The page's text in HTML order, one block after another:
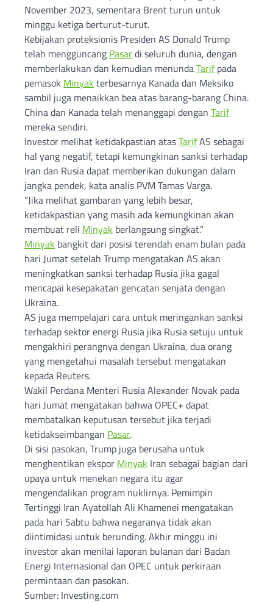
November 2023, sementara Brent turun untuk
minggu ketiga berturut-turut.
Kebijakan proteksionis Presiden AS Donald Trump
telah mengguncang Pasardi seluruh dunia, dengan
memberlakukan dan kemudian menundaTarifpada
pemasok Minyak terbesarnya Kanada dan Meksiko
sambil juga menaikkan bea atas barang-barang China.
China dan Kanada telah menanggapi dengan Tarif
mereka sendiri.
Investor melihat ketidakpastian atasTarifAS sebagai
hal yang negatif, tetapi kemungkinan sanksi terhadap
Iran dan Rusia dapat memberikan dukungan dalam
jangka pendek, kata analis PVM Tamas Varga.
“Jika melihat gambaran yang lebih besar,
ketidakpastian yang masih ada kemungkinan akan
membuat reli Minyak berlangsung singkat.”
Minyak bangkit dari posisi terendah enam bulan pada
hari Jumat setelah Trump mengatakan AS akan
meningkatkan sanksi terhadap Rusia jika gagal
mencapai kesepakatan gencatan senjata dengan
Ukraina.
AS juga mempelajari cara untuk meringankan sanksi
terhadap sektor energi Rusia jika Rusia setuju untuk
mengakhiri perangnya dengan Ukraina, dua orang
yang mengetahui masalah tersebut mengatakan
kepada Reuters.
Wakil Perdana Menteri Rusia Alexander Novak pada
hari Jumat mengatakan bahwa OPEC+ dapat
membatalkan keputusan tersebut jika terjadi
ketidakseimbangan Pasar.
Di sisi pasokan, Trump juga berusaha untuk
menghentikan ekspor Minyak Iran sebagai bagian dari
upaya untuk menekan negara itu agar
mengendalikan program nuklirnya. Pemimpin
Tertinggi Iran Ayatollah Ali Khamenei mengatakan
pada hari Sabtu bahwa negaranya tidak akan
diintimidasi untuk berunding. Akhir minggu ini
investor akan menilai laporan bulanan dari Badan
Energi Internasional dan OPEC untuk perkiraan
permintaan dan pasokan.
Sumber: Investing.com